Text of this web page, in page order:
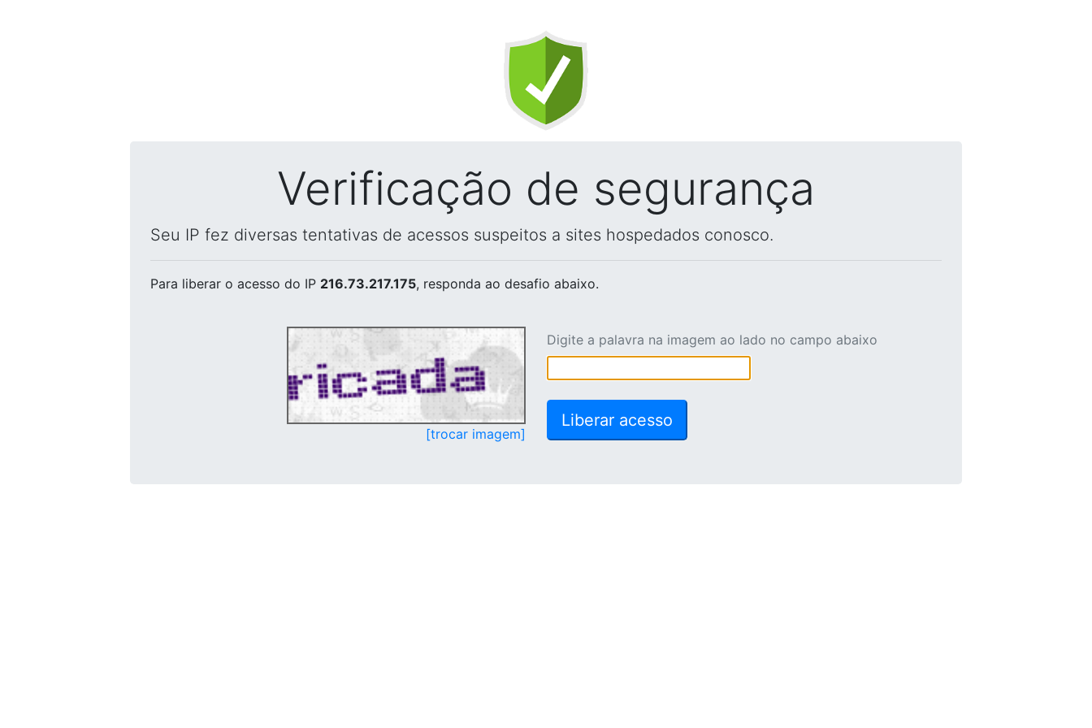
Verificação de segurança
Seu IP fez diversas tentativas de acessos suspeitos a sites hospedados conosco.
Para liberar o acesso do IP 216.73.217.175, responda ao desafio abaixo.
[trocar imagem]
Digite a palavra na imagem ao lado no campo abaixo